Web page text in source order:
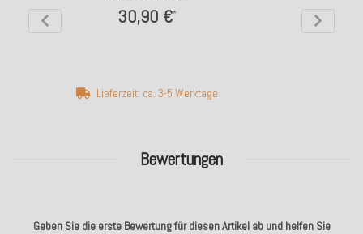
Bewertungen
Geben Sie die erste Bewertung für diesen Artikel ab und helfen Sie
30,90 €*
Lieferzeit: ca. 3-5 Werktage